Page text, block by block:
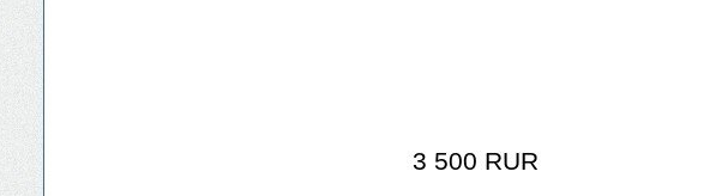
3 500 RUR